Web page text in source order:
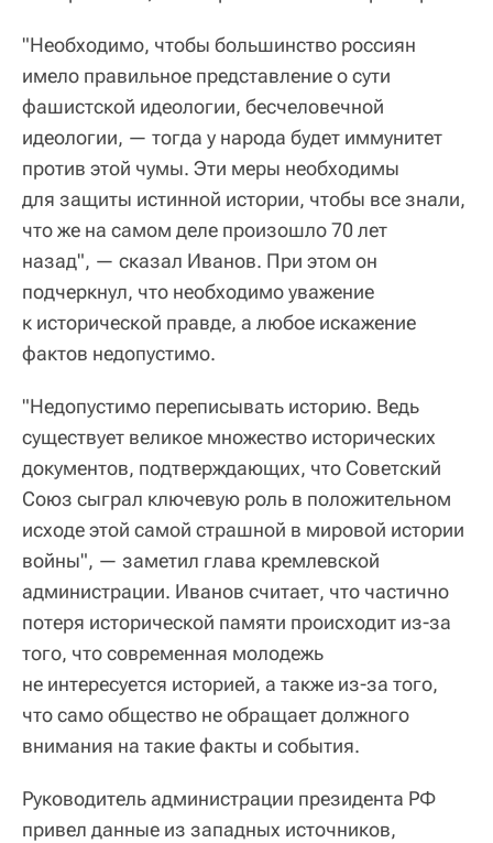
"Необходимо, чтобы большинство россиян
имело правильное представление о сути
фашистской идеологии, бесчеловечной
идеологии, — тогда у народа будет иммунитет
против этой чумы. Эти меры необходимы
для защиты истинной истории, чтобы все знали,
что же на самом деле произошло 70 лет
назад", — сказал Иванов. При этом он
подчеркнул, что необходимо уважение
к исторической правде, а любое искажение
фактов недопустимо.
"Недопустимо переписывать историю. Ведь
существует великое множество исторических
документов, подтверждающих, что Советский
Союз сыграл ключевую роль в положительном
исходе этой самой страшной в мировой истории
войны", — заметил глава кремлевской
администрации. Иванов считает, что частично
потеря исторической памяти происходит из-за
того, что современная молодежь
не интересуется историей, а также из-за того,
что само общество не обращает должного
внимания на такие факты и события.
Руководитель администрации президента РФ
привел данные из западных источников,